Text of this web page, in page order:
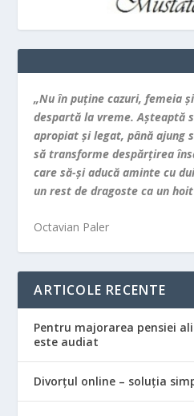
„Nu în puţine cazuri, femeia
despartă la vreme. Aşteaptă
apropiat şi legat, până ajung
să transforme despărţirea
care să-şi aducă aminte cu
un rest de dragoste ca un
Octavian Paler
ARTICOLE RECENTE
Pentru majorarea pensiei
este audiat
Divorțul online – soluția